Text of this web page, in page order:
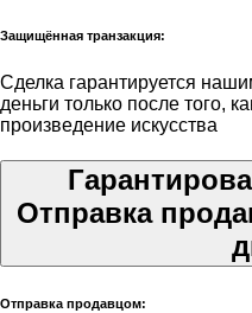
Защищённая транзакция:
Сделка гарантируется
деньги только после того,
произведение искусства
Отправка
Отправка продавцом: